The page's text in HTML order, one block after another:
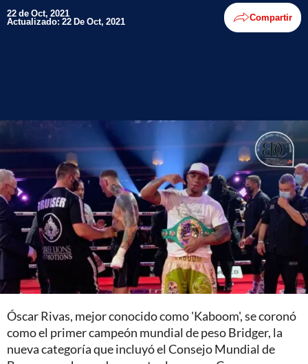
22 de Oct, 2021
Actualizado: 22 De Oct, 2021 Compartir
Óscar Rivas, mejor conocido como 'Kaboom', se coronó
como el primer campeón mundial de peso Bridger, la
nueva categoría que incluyó el Consejo Mundial de